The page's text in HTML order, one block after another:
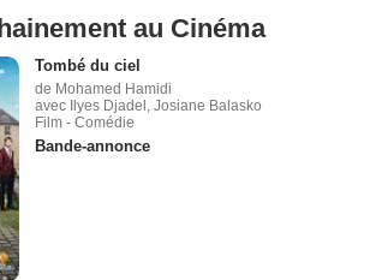
au Cinéma
Tombé du ciel
de Mohamed Hamidi
avec Ilyes Djadel, Josiane Balasko
Film - Comédie
Bande-annonce